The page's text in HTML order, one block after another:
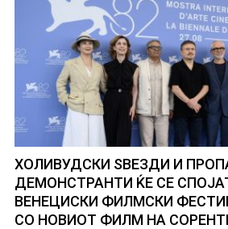
ХОЛИВУДСКИ ЅВЕЗДИ И
ДЕМОНСТРАНТИ ЌЕ СЕ
ВЕНЕЦИСКИ ФИЛМСКИ
СО НОВИОТ ФИЛМ НА